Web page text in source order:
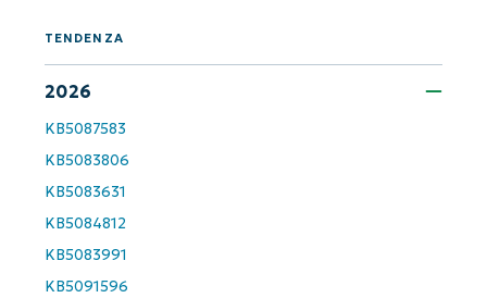
TENDENZA
2026
KB5087583
KB5083806
KB5083631
KB5084812
KB5083991
KB5091596
First
name*
email*
number*